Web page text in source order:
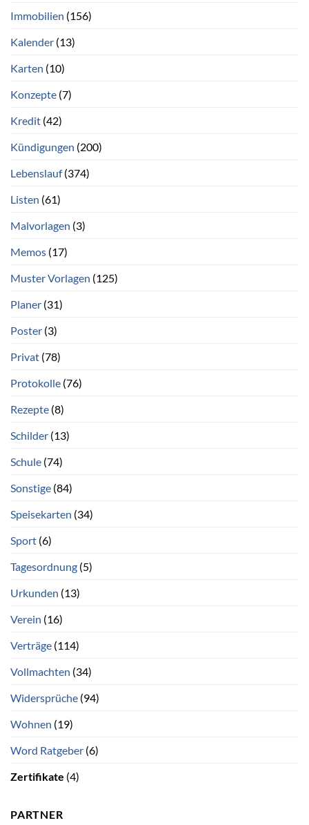
Immobilien (156)
Kalender (13)
Karten (10)
Konzepte (7)
Kredit (42)
Kündigungen (200)
Lebenslauf(374)
Listen (61)
Malvorlagen (3)
Memos (17)
Muster Vorlagen (125)
Planer (31)
Poster (3)
Privat (78)
Protokolle (76)
Rezepte (8)
Schilder (13)
Schule (74)
Sonstige (84)
Speisekarten (34)
Sport (6)
Tagesordnung (5)
Urkunden (13)
Verein (16)
Verträge (114)
Vollmachten (34)
Widersprüche (94)
Wohnen (19)
Word Ratgeber (6)
Zertifikate (4)
PARTNER